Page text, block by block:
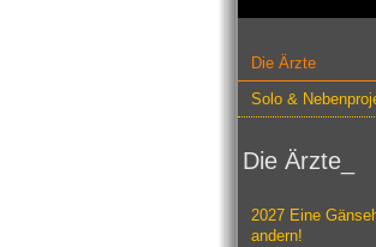
Die Ärzte
Solo &
Die Ärzte_
2027 Eine
andern!